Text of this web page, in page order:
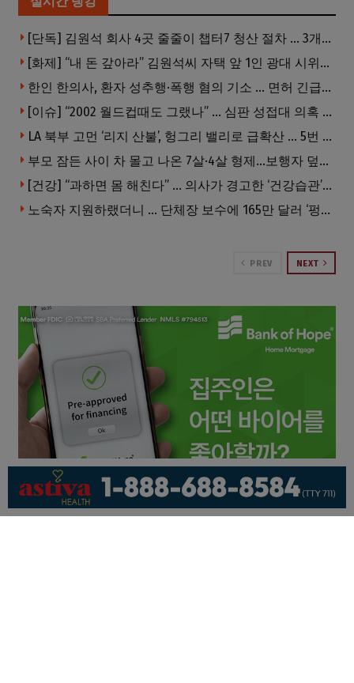
[단독] 김원석 회사 4곳 줄줄이 챕터7 청산 절차 … 3개 법인 같은 날 동시 파산 신청
[화제] “내 돈 갚아라” 김원석씨 자택 앞 1인 광대 시위 … 한인 투자사, “108만 달러 못받아”
한인 한의사, 환자 성추행·폭행 혐의 기소 … 면허 긴급정지
[이슈] “2002 월드컵때도 그랬나” … 심판 성접대 의혹 해외로 일파만파, 4강 신화까지 불똥
LA 북부 고먼 ‘리지 산불’, 헝그리 밸리로 급확산 … 5번 Fwy 양방향 전면 폐쇄
부모 잠든 사이 차 몰고 나온 7살·4살 형제…보행자 덮쳐 중태
[건강] “과하면 몸 해친다” … 의사가 경고한 ‘건강습관’ 5가지
노숙자 지원하랬더니 … 단체장 보수에 165만 달러 ‘펑펑’
PREV NEXT